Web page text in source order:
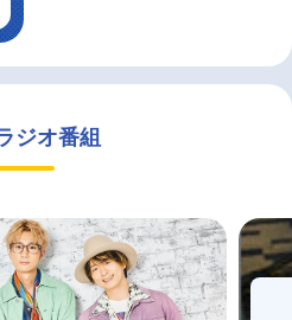
ジオ番組